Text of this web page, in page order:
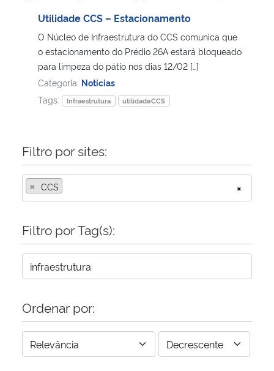
Utilidade CCS – Estacionamento
O Núcleo de Infraestrutura do CCS comunica que
o estacionamento do Prédio 26A estará bloqueado
para limpeza do pátio nos dias 12/02 […]
Categoria: Notícias
Tags:
Infraestrutura utilidadeCCS
Filtro por sites:
×
× CCS
Filtro por Tag(s):
Ordenar por: